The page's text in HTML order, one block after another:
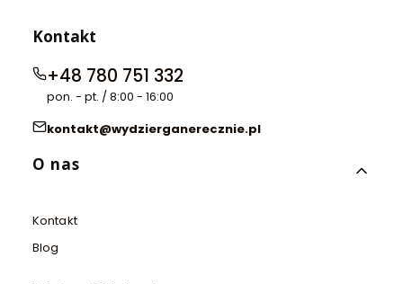
Kontakt
+48 780 751 332
pon. - pt. / 8:00 - 16:00
kontakt@wydzierganerecznie.pl
Linki w stopce
O nas
Kontakt
Blog